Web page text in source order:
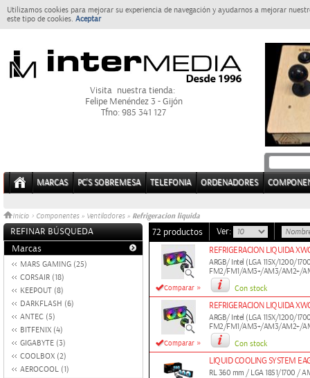
Utilizamos cookies para mejorar su experiencia de navegación y ayudarnos a mejorar
este tipo de cookies. Aceptar
Visita nuestra tienda:
Felipe Menéndez 3 - Gijón
Tfno: 985 341 127
MARCAS PC'S SOBREMESA TELEFONIA ORDENADORES
Inicio > Componentes » Ventiladores » Refrigeracion liquida
REFINAR BÚSQUEDA
Marcas
MARS GAMING (25)
CORSAIR (18)
KEEPOUT (8)
DARKFLASH (6)
ANTEC (5)
BITFENIX (4)
GIGABYTE (3)
COOLBOX (2)
AEROCOOL (1)
72 productos Ver:
Comparar »
REFRIGERACION LIQUIDA
ARGB/ Intel (LGA 115X/1200/
FM2/FM1/AM3+/AM3/AM2+/
Con stock
Comparar »
REFRIGERACION LIQUIDA
ARGB/ Intel (LGA 115X/1200/
FM2/FM1/AM3+/AM3/AM2+/
Con stock
LIQUID COOLING SYSTEM
RL 360 mm / LGA 1851/1700 /